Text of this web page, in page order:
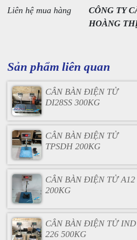
Liên hệ mua hàng
CÔNG TY
HOÀNG
Sản phẩm liên quan
CÂN BÀN ĐIỆN TỬ
DI28SS 300KG
CÂN BÀN ĐIỆN TỬ
TPSDH 200KG
CÂN BÀN ĐIỆN TỬ A12
200KG
CÂN BÀN ĐIỆN TỬ IND
226 500KG